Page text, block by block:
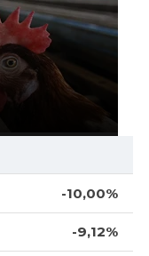
-10,00%
-9,12%